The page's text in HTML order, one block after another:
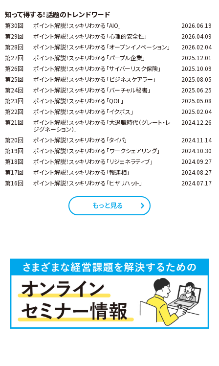
知って得する！話題のトレンドワード
第30回 ポイント解説！スッキリわかる「AIO」
2026.06.19
第29回
ポイント解説！スッキリわかる「心理的安全性」
2026.04.09
第28回
ポイント解説！スッキリわかる「オープンイノベーション」
2026.02.04
第27回
ポイント解説！スッキリわかる「パープル企業」
2025.12.01
第26回
ポイント解説！スッキリわかる「サイバーリスク保険」
2025.10.09
第25回
ポイント解説！スッキリわかる「ビジネスケアラー」
2025.08.05
第24回
ポイント解説！スッキリわかる「バーチャル秘書」
2025.06.25
第23回
ポイント解説！スッキリわかる「QOL」
2025.05.08
第22回
ポイント解説！スッキリわかる「イクボス」
2025.02.04
第21回
ポイント解説！スッキリわかる「大退職時代（グレート・レ
ジグネーション）」
2024.12.26
第20回 ポイント解説！スッキリわかる「タイパ」
2024.11.14
第19回
ポイント解説！スッキリわかる「ワークシェアリング」
2024.10.30
第18回
ポイント解説！スッキリわかる「リジェネラティブ」
2024.09.27
第17回
ポイント解説！スッキリわかる「報連相」
2024.08.27
第16回
ポイント解説！スッキリわかる「ヒヤリハット」 2024.07.17
もっと見る